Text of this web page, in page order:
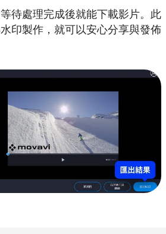
待處理完成後就能下載影片。此
印製作，就可以安心分享與發佈